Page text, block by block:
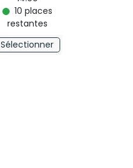
10 places
restantes
Sélectionner